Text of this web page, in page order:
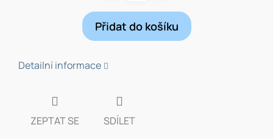
Přidat do košíku
Detailní informace
ZEPTAT SE SDÍLET